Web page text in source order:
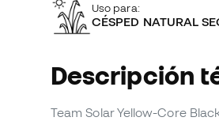
Uso para:
CÉSPED NATURAL
Descripción
Team Solar Yellow-Core